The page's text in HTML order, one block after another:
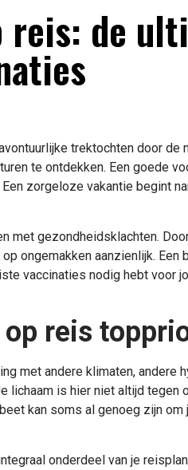
reis: de
trektochten door de
te ontdekken. Een goede
zorgeloze vakantie begint
met gezondheidsklachten.
ongemakken aanzienlijk. Een
vaccinaties nodig hebt voor
op reis
met andere klimaten, andere
lichaam is hier niet altijd tegen
kan soms al genoeg zijn om
onderdeel van je